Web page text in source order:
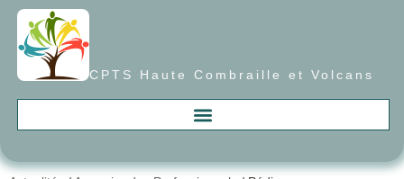
CPTS Haute Combraille et Volcans